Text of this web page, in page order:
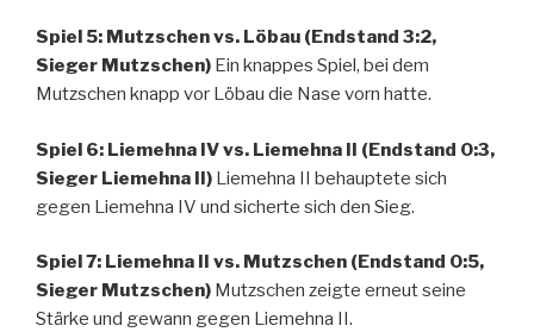
Spiel 5: Mutzschen vs. Löbau (Endstand 3:2,
Sieger Mutzschen) Ein knappes Spiel, bei dem
Mutzschen knapp vor Löbau die Nase vorn hatte.
Spiel 6: Liemehna IV vs. Liemehna II (Endstand 0:3,
Sieger Liemehna II) Liemehna II behauptete sich
gegen Liemehna IV und sicherte sich den Sieg.
Spiel 7: Liemehna II vs. Mutzschen (Endstand 0:5,
Sieger Mutzschen) Mutzschen zeigte erneut seine
Stärke und gewann gegen Liemehna II.